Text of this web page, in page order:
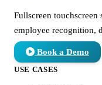
Fullscreen
employee recognition,
Book a Demo
USE CASES